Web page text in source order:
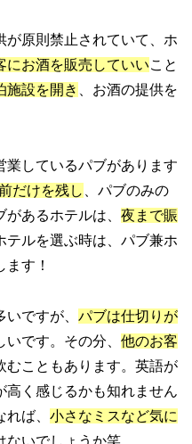
が原則禁止されていて、ホ
にお酒を販売していいこと
施設を開き
、お酒の提供を
業しているパブがあります
だけを残し
、パブのみの
あるホテルは、 夜まで賑
テルを選ぶ時は、パブ兼ホ
す！
ですが、 パブは仕切りが
です。その分、 他のお客
むこともあります。英語が
高く感じるかも知れません
ば、 小さなミスなど気に
ないでしょうか笑。